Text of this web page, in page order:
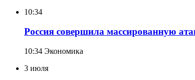
10:34
Россия совершила массированную
10:34 Экономика
3 июля